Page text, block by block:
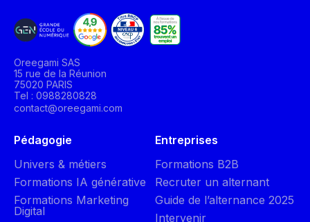
Oreegami SAS
15 rue de la Réunion
75020 PARIS
Tel : 0988280828
contact@oreegami.com
Pédagogie
Univers & métiers
Formations IA générative
Formations Marketing
Digital
Entreprises
Formations B2B
Recruter un alternant
Guide de l’alternance 2025
Intervenir